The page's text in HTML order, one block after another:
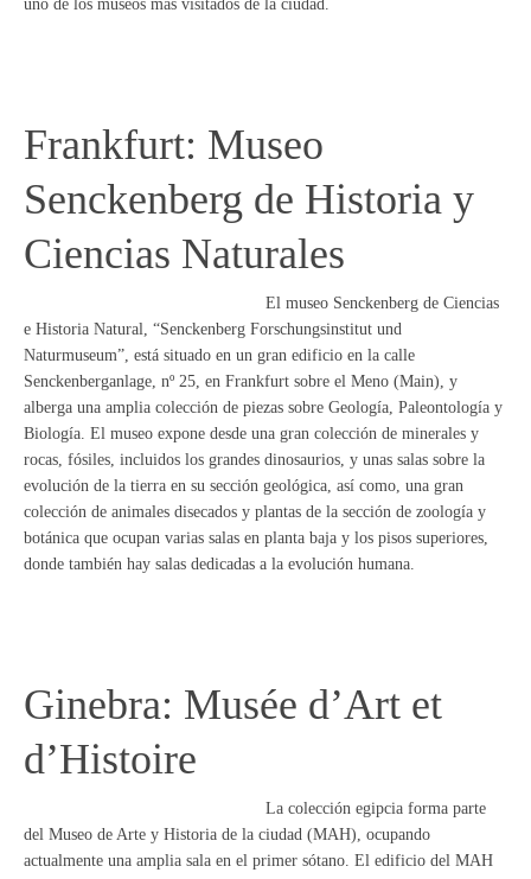
uno de los museos más visitados de la ciudad.
Frankfurt: Museo
Senckenberg de Historia y
Ciencias Naturales
El museo Senckenberg de Ciencias
e Historia Natural, “Senckenberg Forschungsinstitut und
Naturmuseum”, está situado en un gran edificio en la calle
Senckenberganlage, nº 25, en Frankfurt sobre el Meno (Main), y
alberga una amplia colección de piezas sobre Geología, Paleontología y
Biología. El museo expone desde una gran colección de minerales y
rocas, fósiles, incluidos los grandes dinosaurios, y unas salas sobre la
evolución de la tierra en su sección geológica, así como, una gran
colección de animales disecados y plantas de la sección de zoología y
botánica que ocupan varias salas en planta baja y los pisos superiores,
donde también hay salas dedicadas a la evolución humana.
Ginebra: Musée d’Art et
d’Histoire
La colección egipcia forma parte
del Museo de Arte y Historia de la ciudad (MAH), ocupando
actualmente una amplia sala en el primer sótano. El edificio del MAH